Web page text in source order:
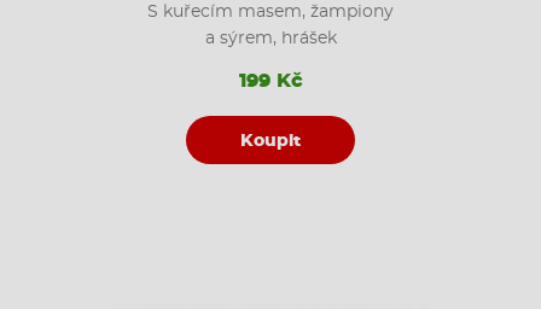
S kuřecím masem, žampiony
a sýrem, hrášek
199 Kč
Koupit